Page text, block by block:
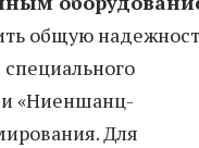
общую
«Ниеншанц-
Для